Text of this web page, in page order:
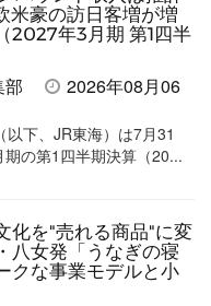
を
購
読
す
る
登
録
す
る
豪の訪日客増が増
2027年3月期 第1四半
部
2026年08月06
以下、JR東海）は7月31
期の第1四半期決算（20...
化を"売れる商品"に変
女発「うなぎの寝
クな事業モデルと小